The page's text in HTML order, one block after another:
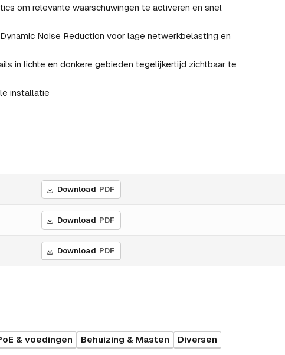
om relevante waarschuwingen te activeren en snel
Noise Reduction voor lage netwerkbelasting en
in lichte en donkere gebieden tegelijkertijd zichtbaar te
installatie
Download PDF
Download PDF
Download PDF
& voedingen Behuizing & Masten Diversen